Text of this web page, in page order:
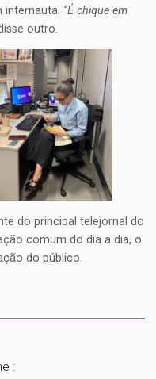
internauta. “É chique em
outro.
do principal telejornal do
comum do dia a dia, o
do público.
: